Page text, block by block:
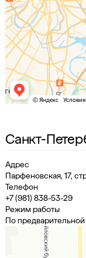
Санкт-
Адрес
Парфеновская, 17,
Телефон
+7 (981) 838-53-29
Режим работы
По